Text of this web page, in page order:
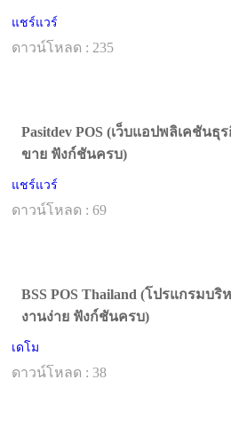
แชร์แวร์
ดาวน์โหลด : 235
Pasitdev POS (เว็บแอปพลิเคชัน
ขาย ฟังก์ชันครบ)
แชร์แวร์
ดาวน์โหลด : 69
BSS POS Thailand (โปรแกรมบ
งานง่าย ฟังก์ชันครบ)
เดโม
ดาวน์โหลด : 38